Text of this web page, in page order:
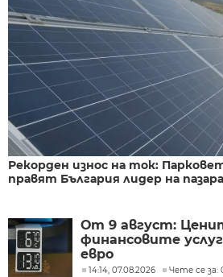
Рекорден износ на ток:
правят България лидер на пазара
От 9 август:
финансовите
евро
14:14, 07.08.2026 Чете се за: